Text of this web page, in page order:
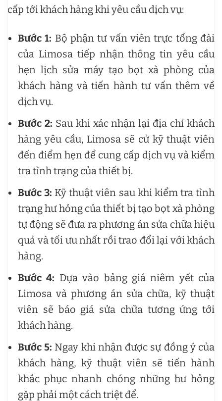
cấp tới khách hàng khi yêu cầu dịch vụ:
Bước 1: Bộ phận tư vấn viên trực tổng đài
của Limosa tiếp nhận thông tin yêu cầu
hẹn lịch sửa máy tạo bọt xà phòng của
khách hàng và tiến hành tư vấn thêm về
dịch vụ.
Bước 2: Sau khi xác nhận lại địa chỉ khách
hàng yêu cầu, Limosa sẽ cử kỹ thuật viên
đến điểm hẹn để cung cấp dịch vụ và kiểm
tra tình trạng của thiết bị.
Bước 3: Kỹ thuật viên sau khi kiểm tra tình
trạng hư hỏng của thiết bị tạo bọt xà phòng
tự động sẽ đưa ra phương án sửa chữa hiệu
quả và tối ưu nhất rồi trao đổi lại với khách
hàng.
Bước 4: Dựa vào bảng giá niêm yết của
Limosa và phương án sửa chữa, kỹ thuật
viên sẽ báo giá sửa chữa tương ứng tới
khách hàng.
Bước 5: Ngay khi nhận được sự đồng ý của
khách hàng, kỹ thuật viên sẽ tiến hành
khắc phục nhanh chóng những hư hỏng
gặp phải một cách triệt để.